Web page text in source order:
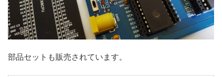
部品セットも販売されています。